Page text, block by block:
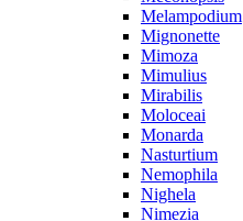
Melampodium
Mignonette
Mimoza
Mimulius
Mirabilis
Moloceai
Monarda
Nasturtium
Nemophila
Nighela
Nimezia